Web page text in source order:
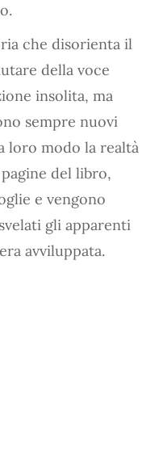
che disorienta il
della voce
insolita, ma
sempre nuovi
loro modo la realtà
del libro,
e vengono
gli apparenti
avviluppata.